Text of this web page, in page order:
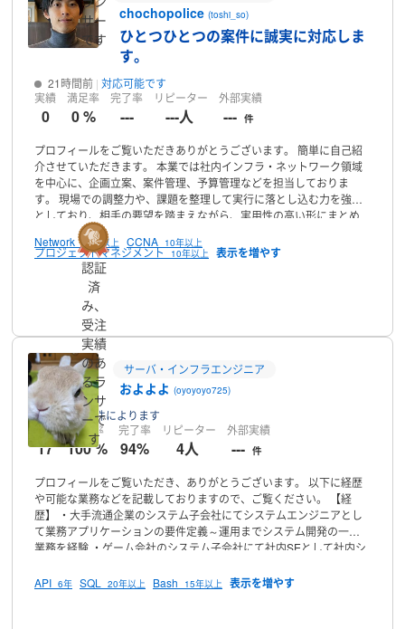
サー
です
chochopolice(toshi_so)
ひとつひとつの案件に誠実に対応しま
す。
21時間前 対応可能です
実績
0
満足率
0 %
完了率
---
リピーター
---人
外部実績
--- 件
プロフィールをご覧いただきありがとうございます。
簡単に自己紹
介させていただきます。
本業では社内インフラ・ネットワーク領域
を中心に、企画立案、案件管理、予算管理などを担当しておりま
す。
現場での調整力や、課題を整理して実行に落とし込む力を強み
としており、相手の要望を踏まえながら、実用性の高い形にまとめ
ることを意識しています。
を活用し、日常生活で役立つツールを継続的に作成しています。
とえば、指定した経路やランダムなルートをストリートビューで体
験できる経路ドライブツール、ユーザーの好みに応じておすすめ作
品を提案する映画紹介ツール、株銘柄を分析して購入判断を支援す
る株購入分析ツールなどを作成しており、家族や知人にも実際に利
用してもらいながら改善を重ねています。
う人にとってわかりやすいこと、扱いやすいこと、目的に合ってい
ることを大切にしています。「こういうものがあったら便利」を形
にすることが得意です。
Network 10年以上 CCNA 10年以上
プロジェクトマネジメント 10年以上
認証
済
み、
受注
実績
のあ
るラ
ンサ
ーで
す
サーバ・インフラエンジニア
およよよ(oyoyoyo725)
9日前 案件によります
実績
17
満足率
100 %
完了率
94%
リピーター
4人
外部実績
--- 件
プロフィールをご覧いただき、ありがとうございます。
以下に経歴
や可能な業務などを記載しておりますので、ご覧ください。
【経
歴】
・大手流通企業のシステム子会社にてシステムエンジニアとし
て業務アプリケーションの要件定義～運用までシステム開発の一連
業務を経験 ・ゲーム会社のシステム子会社にて社内SEとして社内シ
テム媒体の立ち上げ・運用保守を経験・システム開発会社にて自社
API 6年 SQL 20年以上 Bash 15年以上